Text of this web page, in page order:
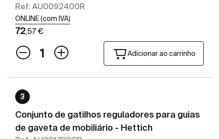
Ref: AU0092400R
ONLINE (com IVA)
72,57 €
Adicionar ao carrinho
3
Conjunto de gatilhos reguladores para guias
de gaveta de mobiliário - Hettich